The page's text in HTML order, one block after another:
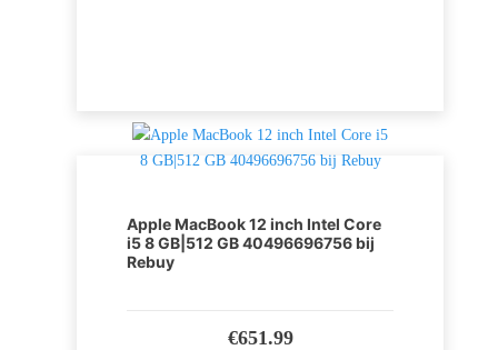
Apple MacBook 12 inch Intel Core
i5 8 GB|512 GB 40496696756 bij
Rebuy
€651.99